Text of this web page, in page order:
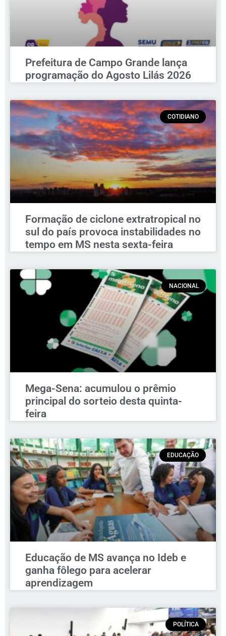
Prefeitura de Campo Grande lança
programação do Agosto Lilás 2026
COTIDIANO
Formação de ciclone extratropical no
sul do país provoca instabilidades no
tempo em MS nesta sexta-feira
NACIONAL
Mega-Sena: acumulou o prêmio
principal do sorteio desta quinta-
feira
EDUCAÇÃO
Educação de MS avança no Ideb e
ganha fôlego para acelerar
aprendizagem
POLÍTICA